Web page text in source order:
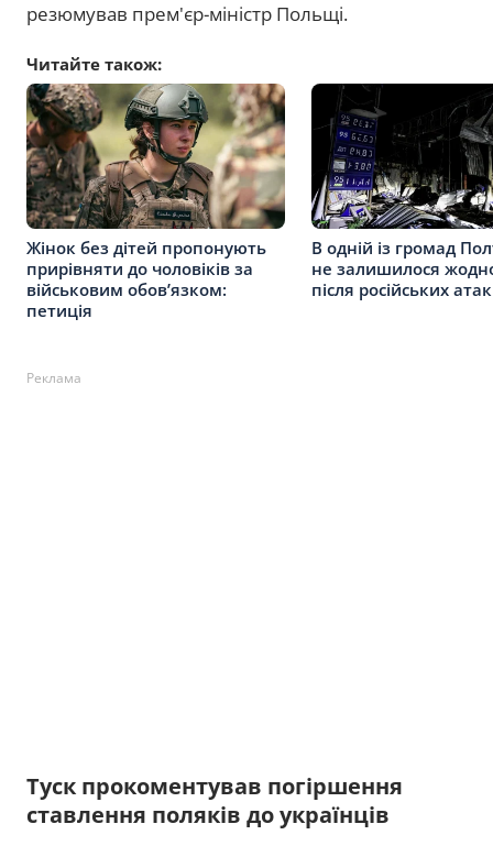
резюмував прем'єр-міністр Польщі.
Читайте також:
Жінок без дітей пропонують
прирівняти до чоловіків за
військовим обов’язком:
петиція
В одній із громад
не залишилося
після російських атак
Реклама
Туск прокоментував погіршення
ставлення поляків до українців